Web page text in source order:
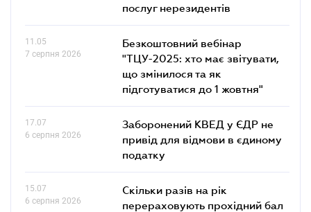
послуг нерезидентів
11.05
7 серпня 2026
Безкоштовний вебінар
"ТЦУ-2025: хто має звітувати,
що змінилося та як
підготуватися до 1 жовтня"
17.07
6 серпня 2026
Заборонений КВЕД у ЄДР не
привід для відмови в єдиному
податку
15.07
6 серпня 2026
Скільки разів на рік
перераховують прохідний бал